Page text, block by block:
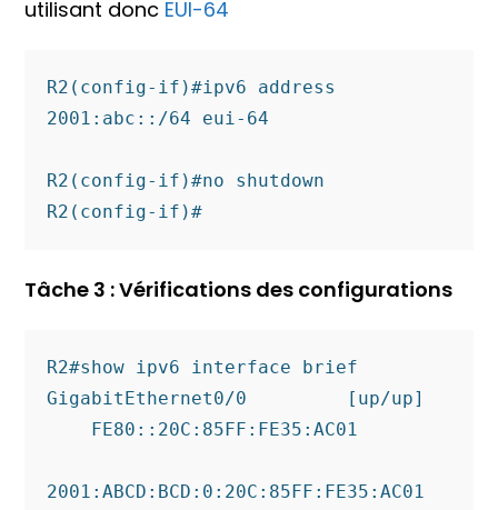
utilisant donc EUI-64
R2(config-if)#ipv6 address
2001:abc::/64 eui-64
R2(config-if)#no shutdown
R2(config-if)#
Tâche 3 : Vérifications des configurations
R2#show ipv6 interface brief
GigabitEthernet0/0         [up/up]
2001:ABCD:BCD:0:20C:85FF:FE35:AC01